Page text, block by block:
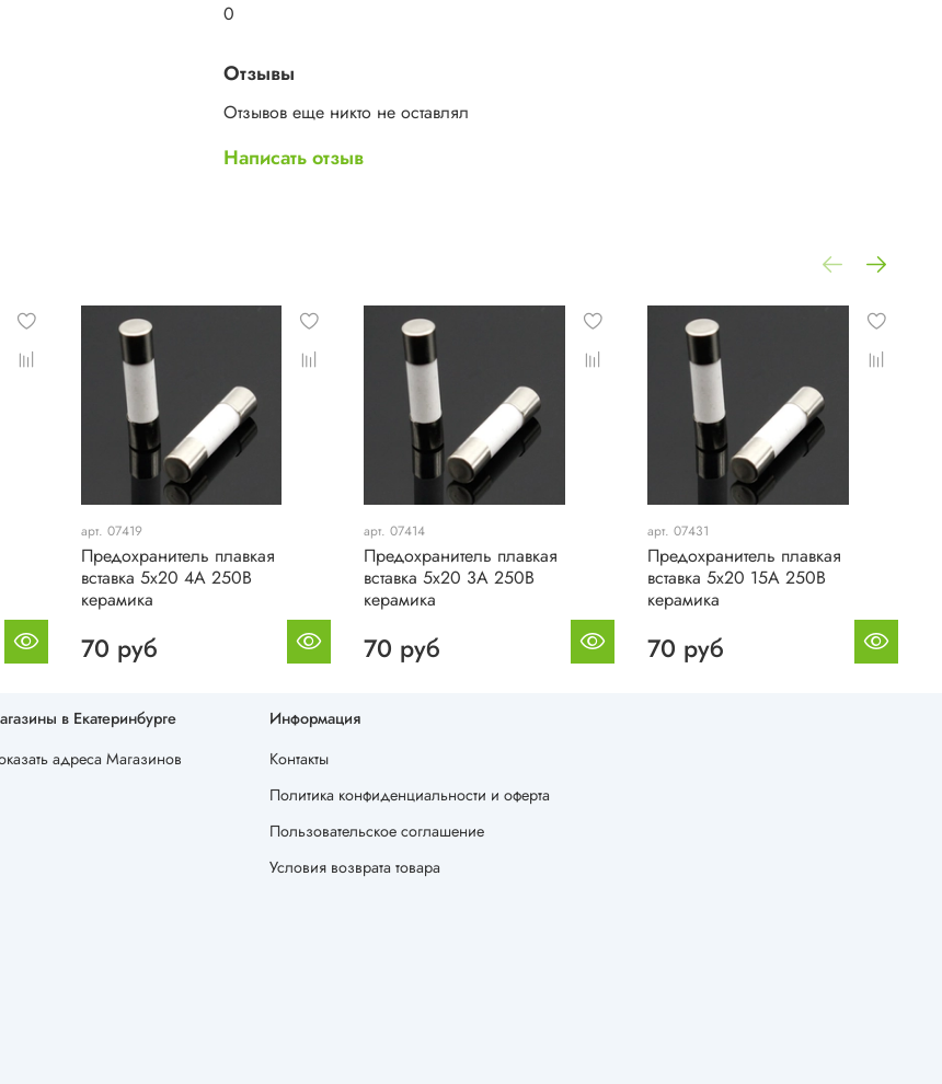
0
Отзывы
Отзывов еще никто не оставлял
Написать отзыв
арт. 07419
Предохранитель плавкая
вставка 5х20 4А 250В
керамика
70 руб
арт. 07414
Предохранитель плавкая
вставка 5х20 3А 250В
керамика
70 руб
арт. 07431
Предохранитель плавкая
вставка 5х20 15А 250В
керамика
70 руб
в Екатеринбурге
адреса Магазинов
Информация
Контакты
Политика конфиденциальности и оферта
Пользовательское соглашение
Условия возврата товара